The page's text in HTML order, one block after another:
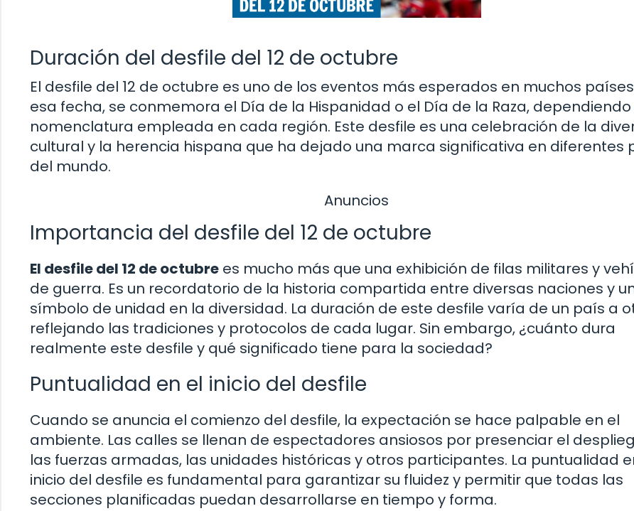
Duración del desfile del 12 de octubre
El desfile del 12 de octubre es uno de los eventos más esperados en muchos
esa fecha, se conmemora el Día de la Hispanidad o el Día de la Raza,
nomenclatura empleada en cada región. Este desfile es una celebración de la
cultural y la herencia hispana que ha dejado una marca significativa en diferentes
del mundo.
Anuncios
Importancia del desfile del 12 de octubre
El desfile del 12 de octubre es mucho más que una exhibición de filas militares y
de guerra. Es un recordatorio de la historia compartida entre diversas naciones y
símbolo de unidad en la diversidad. La duración de este desfile varía de un país a
reflejando las tradiciones y protocolos de cada lugar. Sin embargo, ¿cuánto dura
realmente este desfile y qué significado tiene para la sociedad?
Puntualidad en el inicio del desfile
Cuando se anuncia el comienzo del desfile, la expectación se hace palpable en el
ambiente. Las calles se llenan de espectadores ansiosos por presenciar el
las fuerzas armadas, las unidades históricas y otros participantes. La puntualidad
inicio del desfile es fundamental para garantizar su fluidez y permitir que todas las
secciones planificadas puedan desarrollarse en tiempo y forma.